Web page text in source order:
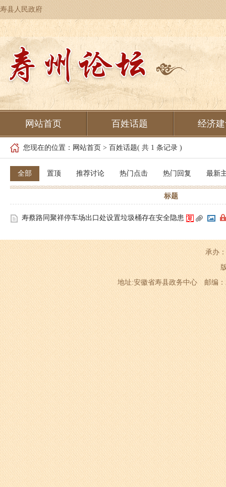
寿县人民政府
网站首页 百姓话题 经济
您现在的位置： 网站首页 > 百姓话题( 共 1 条记录 )
全部 置顶 推荐讨论 热门点击 热门回复 最新
标题
寿蔡路同聚祥停车场出口处设置垃圾桶存在安全隐患
承办
地址:安徽省寿县政务中心 邮编：